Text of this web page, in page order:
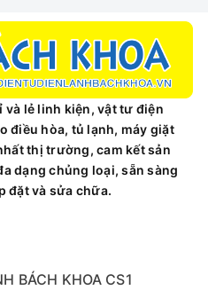
và lẻ linh kiện, vật tư điện
điều hòa, tủ lạnh, máy giặt
thị trường, cam kết sản
dạng chủng loại, sẵn sàng
đặt và sửa chữa.
BÁCH KHOA CS1